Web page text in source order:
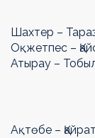
Шахтер –
Оқжетпес –
Атырау –
Ақтөбе –